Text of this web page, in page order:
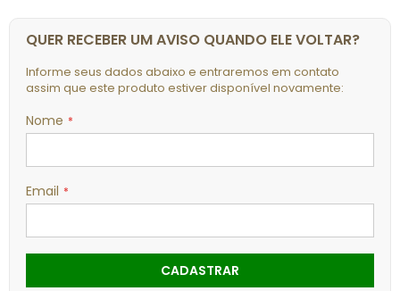
QUER RECEBER UM AVISO QUANDO ELE VOLTAR?
Informe seus dados abaixo e entraremos em contato
assim que este produto estiver disponível novamente:
Nome
Email
CADASTRAR